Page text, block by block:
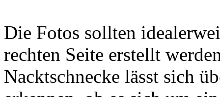
Die Fotos sollten
rechten Seite erstellt
Nacktschnecke lässt sich